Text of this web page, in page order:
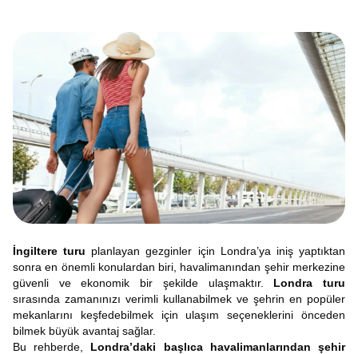
İngiltere turu planlayan gezginler için Londra’ya iniş yaptıktan
sonra en önemli konulardan biri, havalimanından şehir merkezine
güvenli ve ekonomik bir şekilde ulaşmaktır. Londra turu
sırasında zamanınızı verimli kullanabilmek ve şehrin en popüler
mekanlarını keşfedebilmek için ulaşım seçeneklerini önceden
bilmek büyük avantaj sağlar.
Bu rehberde, Londra’daki başlıca havalimanlarından şehir